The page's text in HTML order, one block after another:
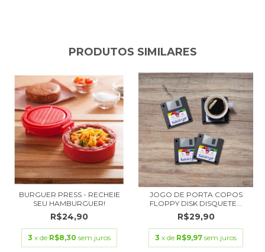
PRODUTOS SIMILARES
BURGUER PRESS - RECHEIE
SEU HAMBURGUER!
R$24,90
3 x de R$8,30 sem juros
JOGO DE PORTA COPOS
FLOPPY DISK DISQUETE...
R$29,90
3 x de R$9,97 sem juros